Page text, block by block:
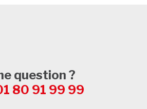
question ?
80 91 99 99